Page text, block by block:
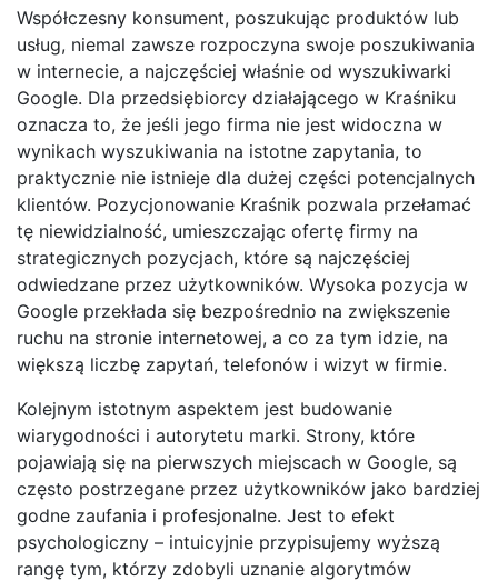
Współczesny konsument, poszukując produktów lub
usług, niemal zawsze rozpoczyna swoje poszukiwania
w internecie, a najczęściej właśnie od wyszukiwarki
Google. Dla przedsiębiorcy działającego w Kraśniku
oznacza to, że jeśli jego firma nie jest widoczna w
wynikach wyszukiwania na istotne zapytania, to
praktycznie nie istnieje dla dużej części potencjalnych
klientów. Pozycjonowanie Kraśnik pozwala przełamać
tę niewidzialność, umieszczając ofertę firmy na
strategicznych pozycjach, które są najczęściej
odwiedzane przez użytkowników. Wysoka pozycja w
Google przekłada się bezpośrednio na zwiększenie
ruchu na stronie internetowej, a co za tym idzie, na
większą liczbę zapytań, telefonów i wizyt w firmie.
Kolejnym istotnym aspektem jest budowanie
wiarygodności i autorytetu marki. Strony, które
pojawiają się na pierwszych miejscach w Google, są
często postrzegane przez użytkowników jako bardziej
godne zaufania i profesjonalne. Jest to efekt
psychologiczny – intuicyjnie przypisujemy wyższą
rangę tym, którzy zdobyli uznanie algorytmów